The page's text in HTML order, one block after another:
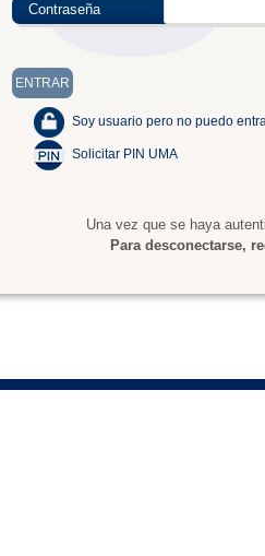
Contraseña
Soy usuario pero no puedo
Solicitar PIN UMA
Una vez que se haya
Para desconectarse,